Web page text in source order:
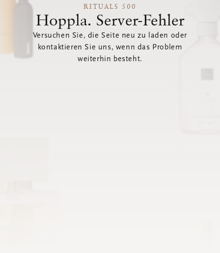
RITUALS 500
Hoppla. Server-Fehler
Versuchen Sie, die Seite neu zu laden oder
kontaktieren Sie uns, wenn das Problem
weiterhin besteht.